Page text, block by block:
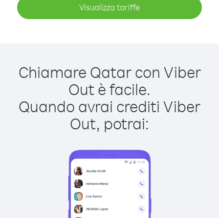
Visualizza tariffe
Chiamare Qatar con Viber
Out è facile.
Quando avrai crediti Viber
Out, potrai: